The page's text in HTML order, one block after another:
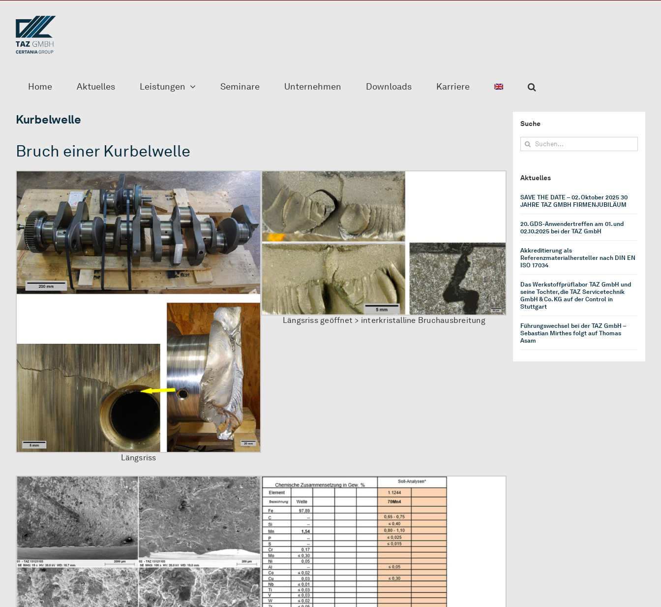
springen
Home Aktuelles Leistungen Seminare Unternehmen Downloads Karriere
Kurbelwelle
Bruch einer Kurbelwelle
Längsriss
Längsriss geöffnet > interkristalline Bruchausbreitung
Suche
Suche
nach:
Aktuelles
SAVE THE DATE – 02. Oktober 2025 30
JAHRE TAZ GMBH FIRMENJUBILÄUM
20. GDS-Anwendertreffen am 01. und
02.10.2025 bei der TAZ GmbH
Akkreditierung als
Referenzmaterialhersteller nach DIN EN
ISO 17034
Das Werkstoffprüflabor TAZ GmbH und
seine Tochter, die TAZ Servicetechnik
GmbH & Co. KG auf der Control in
Stuttgart
Führungswechsel bei der TAZ GmbH –
Sebastian Mirthes folgt auf Thomas
Asam